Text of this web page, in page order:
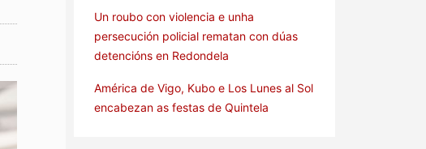
Un roubo con violencia e unha
persecución policial rematan con dúas
detencións en Redondela
América de Vigo, Kubo e Los Lunes al Sol
encabezan as festas de Quintela